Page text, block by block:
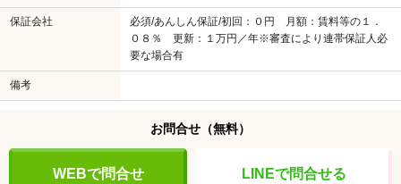
保証会社
必須/あんしん保証/初回：０円 月額：賃料等の１．
０８％ 更新：１万円／年※審査により連帯保証人必
要な場合有
備考
お問合せ （無料）
WEBで問合せ LINEで問合せる